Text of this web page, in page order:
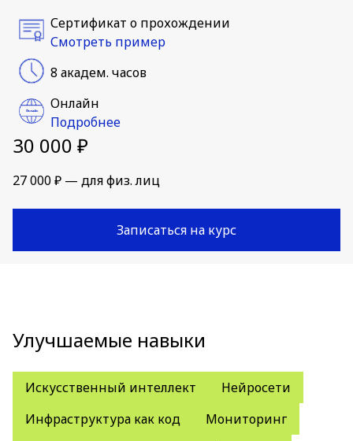
Сертификат о прохождении
Смотреть пример
8 академ. часов
Онлайн
Подробнее
30 000 ₽
27 000 ₽ — для физ. лиц
Записаться на курс
Улучшаемые навыки
Искусственный интеллект
Нейросети
Инфраструктура как код
Мониторинг